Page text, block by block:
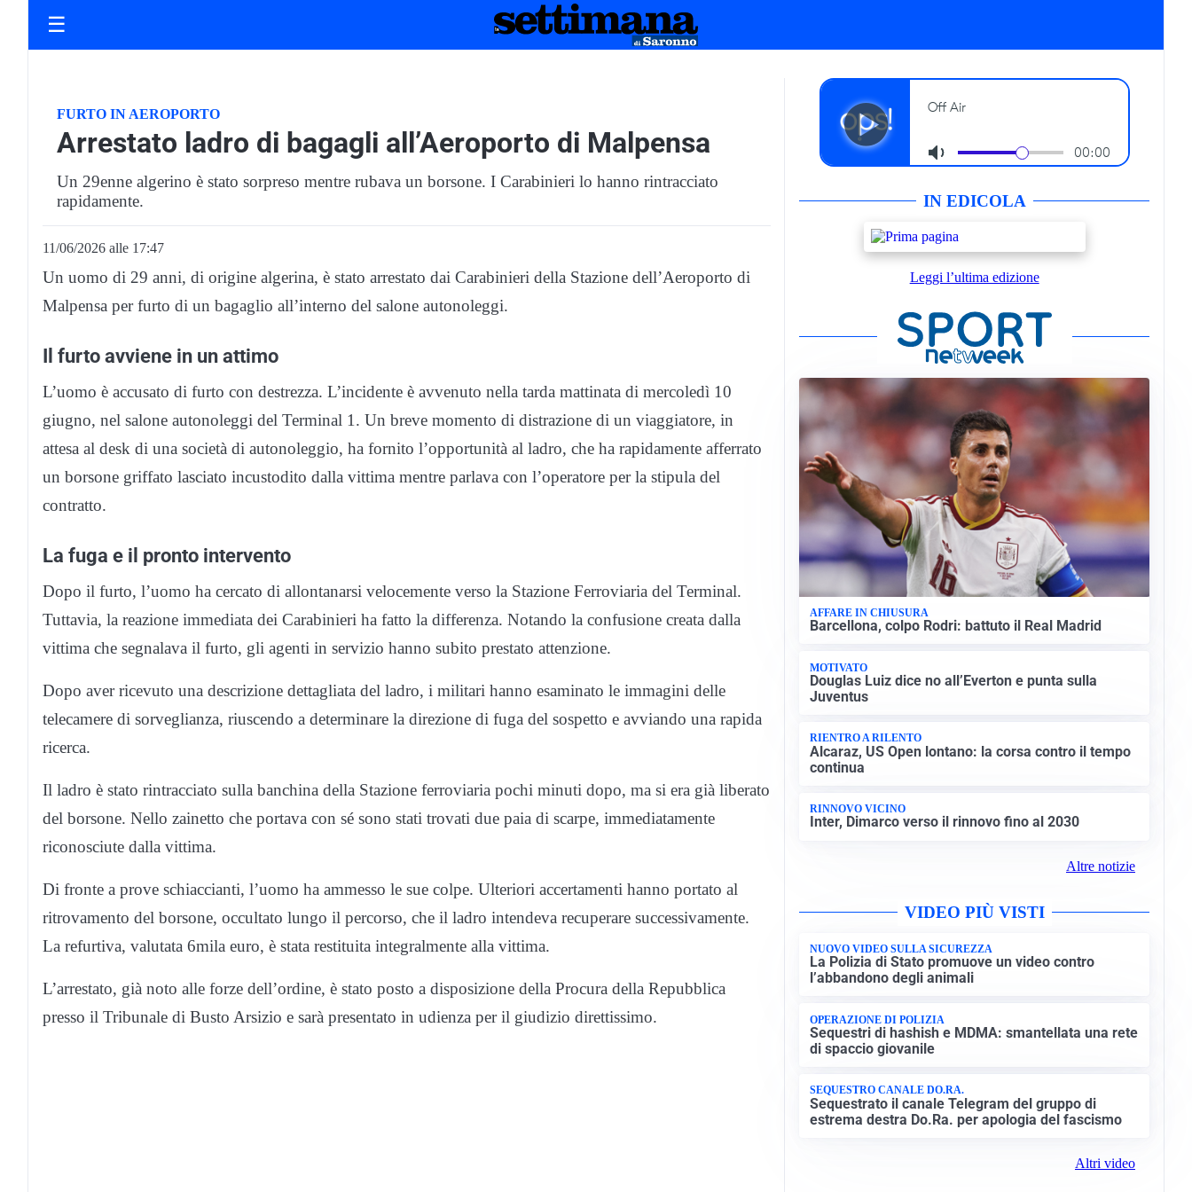
☰
FURTO IN AEROPORTO
Arrestato ladro di bagagli all’Aeroporto di Malpensa
Un 29enne algerino è stato sorpreso mentre rubava un borsone. I Carabinieri lo hanno rintracciato
rapidamente.
11/06/2026 alle 17:47
Un uomo di 29 anni, di origine algerina, è stato arrestato dai Carabinieri della Stazione dell’Aeroporto di
Malpensa per furto di un bagaglio all’interno del salone autonoleggi.
Il furto avviene in un attimo
L’uomo è accusato di furto con destrezza. L’incidente è avvenuto nella tarda mattinata di mercoledì 10
giugno, nel salone autonoleggi del Terminal 1. Un breve momento di distrazione di un viaggiatore, in
attesa al desk di una società di autonoleggio, ha fornito l’opportunità al ladro, che ha rapidamente afferrato
un borsone griffato lasciato incustodito dalla vittima mentre parlava con l’operatore per la stipula del
contratto.
La fuga e il pronto intervento
Dopo il furto, l’uomo ha cercato di allontanarsi velocemente verso la Stazione Ferroviaria del Terminal.
Tuttavia, la reazione immediata dei Carabinieri ha fatto la differenza. Notando la confusione creata dalla
vittima che segnalava il furto, gli agenti in servizio hanno subito prestato attenzione.
Dopo aver ricevuto una descrizione dettagliata del ladro, i militari hanno esaminato le immagini delle
telecamere di sorveglianza, riuscendo a determinare la direzione di fuga del sospetto e avviando una rapida
ricerca.
Il ladro è stato rintracciato sulla banchina della Stazione ferroviaria pochi minuti dopo, ma si era già liberato
del borsone. Nello zainetto che portava con sé sono stati trovati due paia di scarpe, immediatamente
riconosciute dalla vittima.
Di fronte a prove schiaccianti, l’uomo ha ammesso le sue colpe. Ulteriori accertamenti hanno portato al
ritrovamento del borsone, occultato lungo il percorso, che il ladro intendeva recuperare successivamente.
La refurtiva, valutata 6mila euro, è stata restituita integralmente alla vittima.
L’arrestato, già noto alle forze dell’ordine, è stato posto a disposizione della Procura della Repubblica
presso il Tribunale di Busto Arsizio e sarà presentato in udienza per il giudizio direttissimo.
IN EDICOLA
Leggi l’ultima edizione
AFFARE IN CHIUSURA
Barcellona, colpo Rodri: battuto il Real Madrid
MOTIVATO
Douglas Luiz dice no all’Everton e punta sulla
Juventus
RIENTRO A RILENTO
Alcaraz, US Open lontano: la corsa contro il tempo
continua
RINNOVO VICINO
Inter, Dimarco verso il rinnovo fino al 2030
Altre notizie
VIDEO PIÙ VISTI
NUOVO VIDEO SULLA SICUREZZA
La Polizia di Stato promuove un video contro
l’abbandono degli animali
OPERAZIONE DI POLIZIA
Sequestri di hashish e MDMA: smantellata una rete
di spaccio giovanile
SEQUESTRO CANALE DO.RA.
Sequestrato il canale Telegram del gruppo di
estrema destra Do.Ra. per apologia del fascismo
Altri video